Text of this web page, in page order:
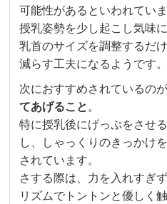
可能性があるといわれていま
授乳姿勢を少し起こし気味
乳首のサイズを調整するだ
減らす工夫になるようです。
次におすすめされているの
てあげること 。
特に授乳後にげっぷをさせ
し、しゃっくりのきっかけ
されています。
さする際は、力を入れすぎ
リズムでトントンと優しく